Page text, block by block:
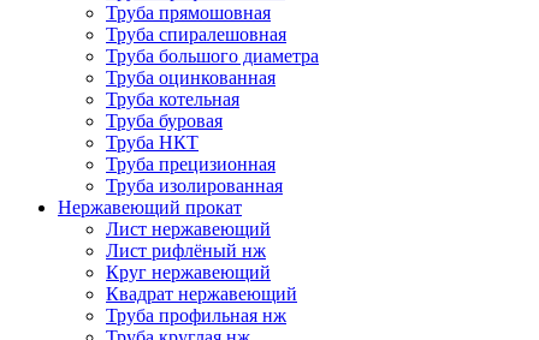
Труба прямошовная
Труба спиралешовная
Труба большого диаметра
Труба оцинкованная
Труба котельная
Труба буровая
Труба НКТ
Труба прецизионная
Труба изолированная
Нержавеющий прокат
Лист нержавеющий
Лист рифлёный нж
Круг нержавеющий
Квадрат нержавеющий
Труба профильная нж